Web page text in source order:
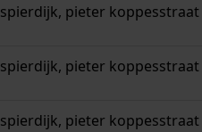
spierdijk, pieter koppesstraat
spierdijk, pieter koppesstraat
spierdijk, pieter koppesstraat